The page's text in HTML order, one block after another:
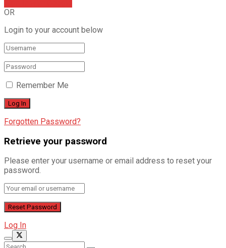
OR
Login to your account below
Remember Me
Forgotten Password?
Retrieve your password
Please enter your username or email address to reset your
password.
Log In